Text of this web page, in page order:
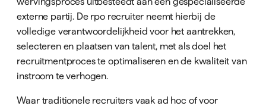
externe partij. De rpo recruiter neemt hierbij de
volledige verantwoordelijkheid voor het aantrekken,
selecteren en plaatsen van talent, met als doel het
recruitmentproces te optimaliseren en de kwaliteit van
instroom te verhogen.
Waar traditionele recruiters vaak ad hoc of voor